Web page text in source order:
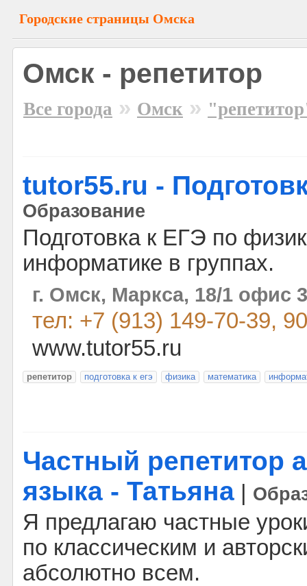
Городские страницы Омска
Омск - репетитор
Все города » Омск »
tutor55.ru -
Образование
Подготовка к ЕГЭ по
информатике в группах.
г. Омск, Маркса, 18/1 офис
тел: +7 (913) 149-70-39,
www.tutor55.ru
репетитор подготовка к егэ физика математика
Частный репетитор
языка - Татьяна
Я предлагаю частные
по классическим и
абсолютно всем.